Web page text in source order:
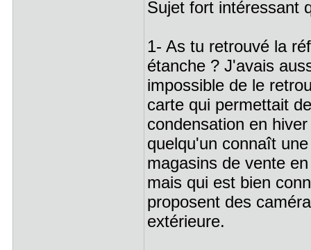
Sujet fort intéressant
1- As tu retrouvé la
étanche ? J'avais
impossible de le
carte qui permettait
condensation en
quelqu'un connaît
magasins de vente
mais qui est bien
proposent des
extérieure.